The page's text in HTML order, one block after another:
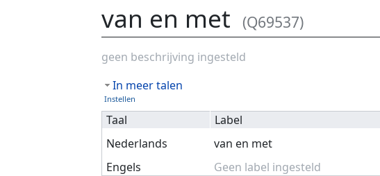
van en met (Q69537)
Ga naar:navigatie,zoeken
geen beschrijving ingesteld
In meer talen
Instellen
Taal Label
Nederlands
van en met
Engels
Geen label ingesteld